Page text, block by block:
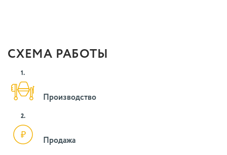
СХЕМА РАБОТЫ
1.
Производство
2.
Продажа